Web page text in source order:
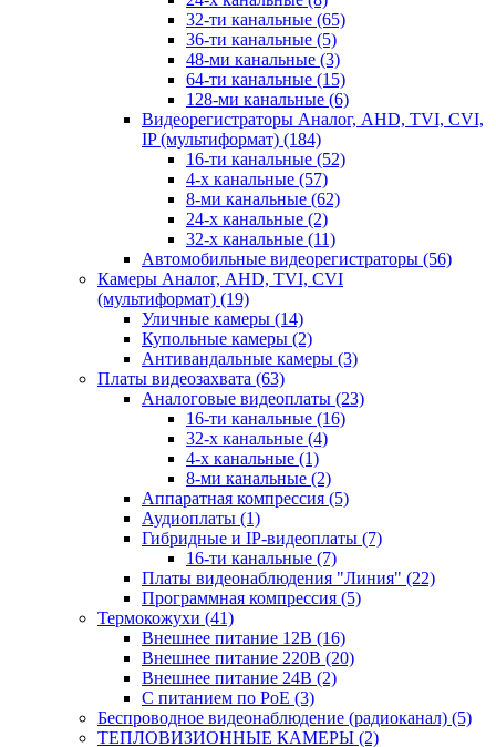
32-ти канальные (65)
36-ти канальные (5)
48-ми канальные (3)
64-ти канальные (15)
128-ми канальные (6)
Видеорегистраторы Аналог, AHD, TVI, CVI,
IP (мультиформат) (184)
16-ти канальные (52)
4-х канальные (57)
8-ми канальные (62)
24-х канальные (2)
32-х канальные (11)
Автомобильные видеорегистраторы (56)
Камеры Аналог, AHD, TVI, CVI
(мультиформат) (19)
Уличные камеры (14)
Купольные камеры (2)
Антивандальные камеры (3)
Платы видеозахвата (63)
Аналоговые видеоплаты (23)
16-ти канальные (16)
32-х канальные (4)
4-х канальные (1)
8-ми канальные (2)
Аппаратная компрессия (5)
Аудиоплаты (1)
Гибридные и IP-видеоплаты (7)
16-ти канальные (7)
Платы видеонаблюдения "Линия" (22)
Программная компрессия (5)
Термокожухи (41)
Внешнее питание 12В (16)
Внешнее питание 220В (20)
Внешнее питание 24В (2)
С питанием по PoE (3)
Беспроводное видеонаблюдение (радиоканал) (5)
ТЕПЛОВИЗИОННЫЕ КАМЕРЫ (2)